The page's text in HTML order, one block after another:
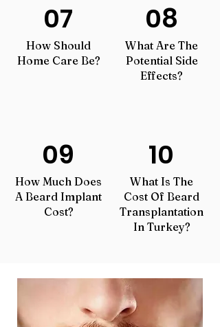
07
How Should
Home Care Be?
08
What Are The
Potential Side
Effects?
09
How Much Does
A Beard Implant
Cost?
10
What Is The
Cost Of Beard
Transplantation
In Turkey?